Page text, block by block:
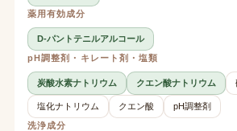
薬用有効成分
D-パントテニルアルコール
pH調整剤・キレート剤・塩類
炭酸水素ナトリウム クエン酸ナトリウム
塩化ナトリウム クエン酸
pH調整剤
洗浄成分